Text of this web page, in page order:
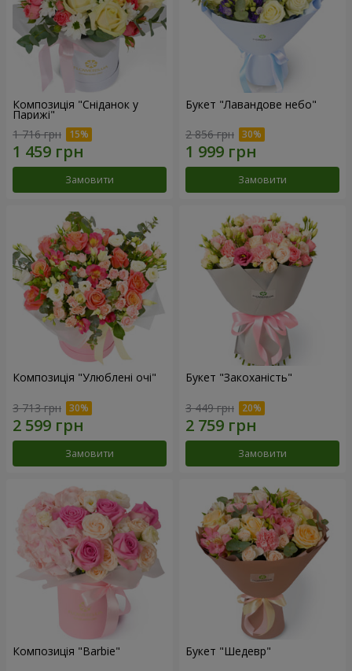
Композиція "Сніданок у
Парижі"
1 716 грн
Замовити
Букет "Лавандове небо"
2 856 грн
Замовити
Композиція "Улюблені очі"
3 713 грн
Замовити
Букет "Закоханість"
3 449 грн
Замовити
Композиція "Barbie" Букет "Шедевр"